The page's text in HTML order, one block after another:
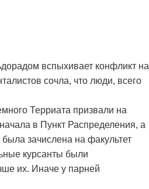
вспыхивает конфликт на
сочла, что люди, всего
Терриата призвали на
в Пункт Распределения, а
зачислена на факультет
курсанты были
их. Иначе у парней